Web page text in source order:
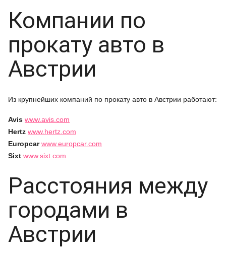
Компании по
прокату авто в
Австрии
Из крупнейших компаний по прокату авто в Австрии работают:
Avis www.avis.com
Hertz www.hertz.com
Europcarwww.europcar.com
Sixt www.sixt.com
Расстояния между
городами в
Австрии